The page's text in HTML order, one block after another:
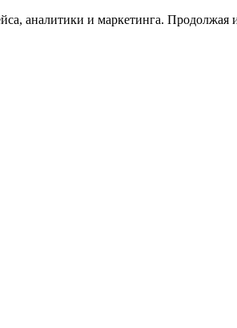
аналитики и маркетинга. Продолжая